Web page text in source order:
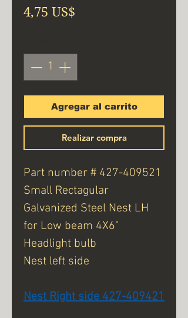
4,75 US$
Agregar al carrito
Realizar compra
Part number # 427-409521
Small Rectagular
Galvanized Steel Nest LH
for Low beam 4X6"
Headlight bulb
Nest left side
Nest Right side 427-409421